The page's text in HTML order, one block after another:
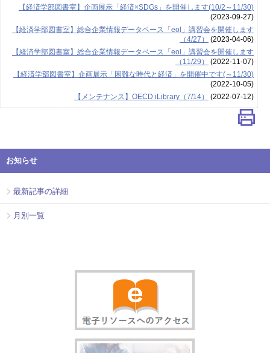
【経済学部図書室】企画展示「経済×SDGs」を開催します(10/2～11/30)
(2023-09-27)
【経済学部図書室】総合企業情報データベース「eol」講習会を開催します
（4/27）
(2023-04-06)
【経済学部図書室】総合企業情報データベース「eol」講習会を開催します
（11/29）
(2022-11-07)
【経済学部図書室】企画展示「困難な時代と経済」を開催中です(～11/30)
(2022-10-05)
【メンテナンス】OECD iLibrary（7/14）
(2022-07-12)
お知らせ
最新記事の詳細
月別一覧